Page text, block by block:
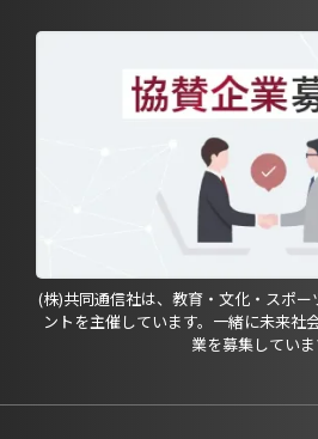
(株)共同通信社は、教育・文化・スポ
ントを主催しています。一緒に未来社
業を募集していま